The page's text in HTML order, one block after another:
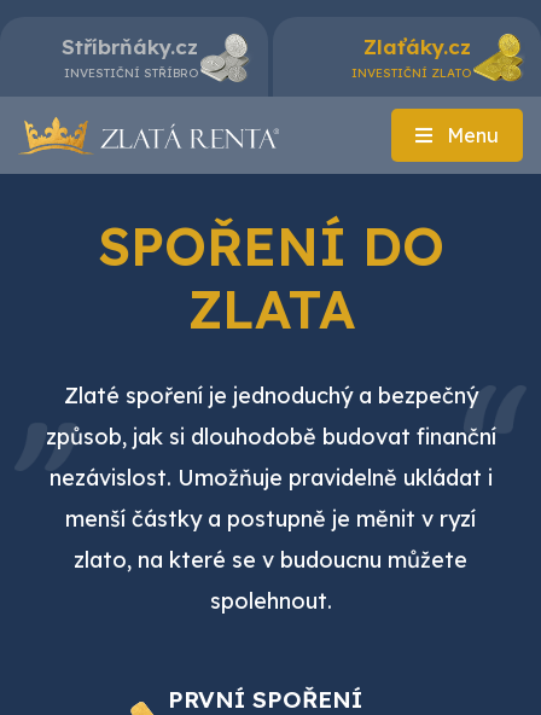
Stříbrňáky.cz
INVESTIČNÍ STŘÍBRO
Zlaťáky.cz
INVESTIČNÍ ZLATO
Menu
SPOŘENÍ DO
ZLATA
Zlaté spoření je jednoduchý a bezpečný
způsob, jak si dlouhodobě budovat finanční
nezávislost. Umožňuje pravidelně ukládat i
menší částky a postupně je měnit v ryzí
zlato, na které se v budoucnu můžete
spolehnout.
PRVNÍ SPOŘENÍ